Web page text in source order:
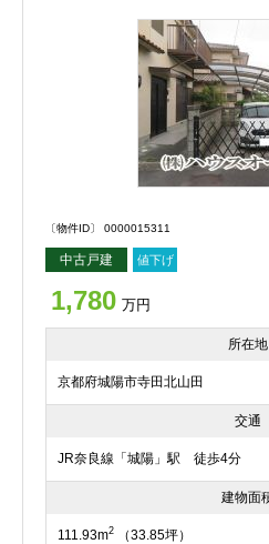
〔物件ID〕 0000015311
中古戸建 値下げ
1,780 万円
所在地
京都府城陽市寺田北山田
交通
JR奈良線「城陽」駅 徒歩4分
建物面
111.93m2 （33.85坪）